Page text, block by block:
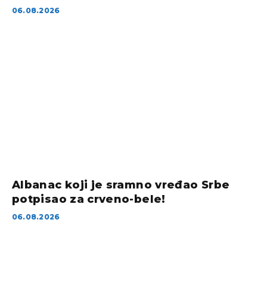
06.08.2026
Albanac koji je sramno vređao Srbe
potpisao za crveno-bele!
06.08.2026